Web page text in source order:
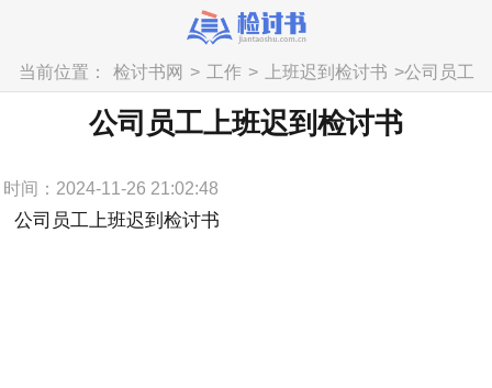
当前位置： 检讨书网 > 工作 > 上班迟到检讨书 >公司员工
上班迟到检讨书
公司员工上班迟到检讨书
时间：2024-11-26 21:02:48
公司员工上班迟到检讨书